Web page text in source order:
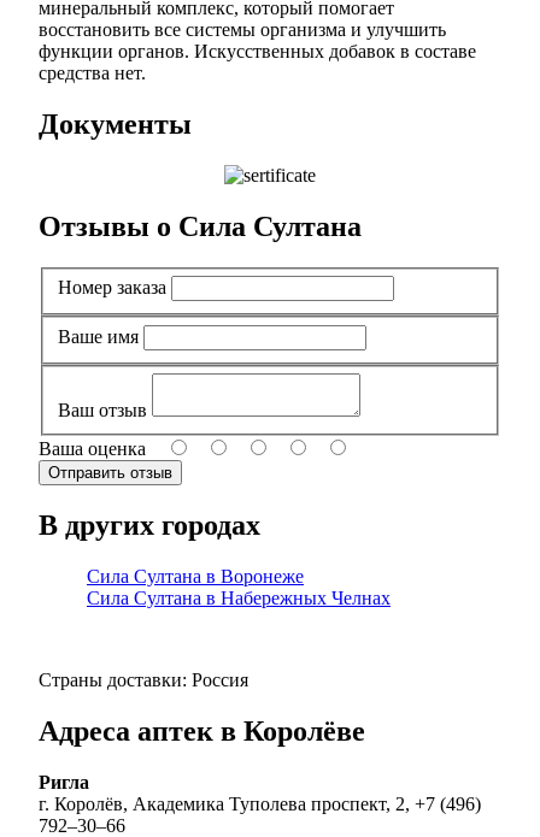
минеральный комплекс, который помогает
восстановить все системы организма и улучшить
функции органов. Искусственных добавок в составе
средства нет.
Документы
Отзывы о Сила Султана
Номер заказа
Ваше имя
Ваш отзыв
Ваша оценка
В других городах
Сила Султана в Воронеже
Сила Султана в Набережных Челнах
Страны доставки: Россия
Адреса аптек в Королёве
Ригла
г. Королёв, Академика Туполева проспект, 2, +7 (496)
792‒30‒66